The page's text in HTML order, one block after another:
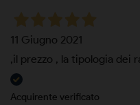
11 Giugno 2021
,il prezzo , la tipologia dei
Acquirente verificato